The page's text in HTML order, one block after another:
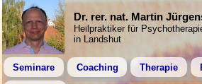
Dr. rer. nat. Martin
Heilpraktiker für
in Landshut
Seminare Coaching Therapie